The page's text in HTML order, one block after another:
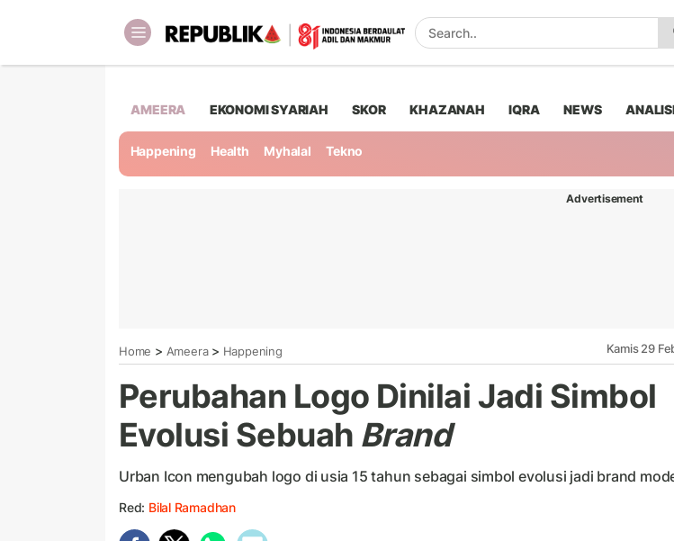
AMEERA EKONOMI SYARIAH SKOR KHAZANAH IQRA NEWS
Happening Health Myhalal Tekno
Advertisement
Home > Ameera> Happening Kamis 29
Perubahan Logo Dinilai Jadi Simbol
Evolusi Sebuah Brand
Urban Icon mengubah logo di usia 15 tahun sebagai simbol evolusi jadi brand
Red: Bilal Ramadhan